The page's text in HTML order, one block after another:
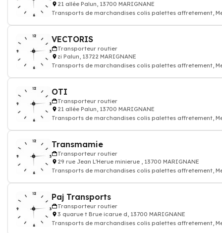
21 allée Palun, 13700 MARIGNANE
Transports de marchandises colis palettes affretement,
VECTORIS
Transporteur routier
zi Palun, 13722 MARIGNANE
Transports de marchandises colis palettes affretement,
OTI
Transporteur routier
21 allée Palun, 13700 MARIGNANE
Transports de marchandises colis palettes affretement,
Transmamie
Transporteur routier
29 rue Jean L'Herue minierue , 13700 MARIGNANE
Transports de marchandises colis palettes affretement,
Paj Transports
Transporteur routier
3 quarue t Brue icarue d, 13700 MARIGNANE
Transports de marchandises colis palettes affretement,